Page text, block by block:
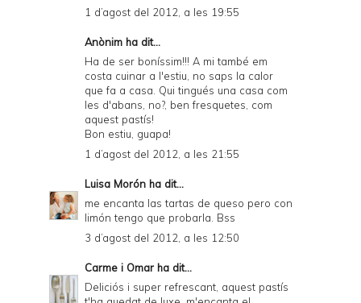
1 d’agost del 2012, a les 19:55
Anònim ha dit...
Ha de ser boníssim!!! A mi també em
costa cuinar a l'estiu, no saps la calor
que fa a casa. Qui tingués una casa com
les d'abans, no?, ben fresquetes, com
aquest pastís!
Bon estiu, guapa!
1 d’agost del 2012, a les 21:55
Luisa Morón ha dit...
me encanta las tartas de queso pero con
limón tengo que probarla. Bss
3 d’agost del 2012, a les 12:50
Carme i Omar ha dit...
Deliciós i super refrescant, aquest pastís